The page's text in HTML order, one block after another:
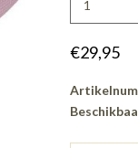
€29,95